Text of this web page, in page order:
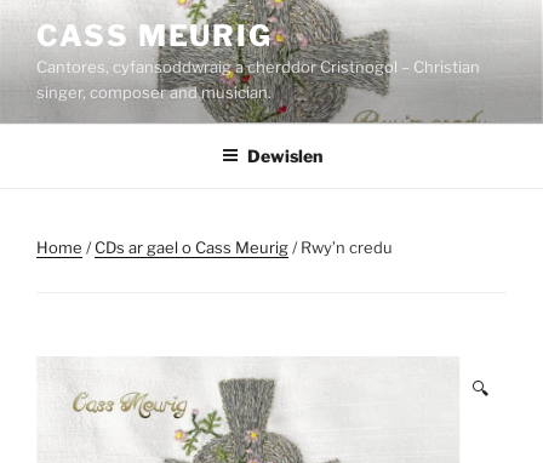
Mynd
cynnwys
CASS MEURIG
Cantores, cyfansoddwraig a cherddor Cristnogol – Christian
singer, composer and musician.
Dewislen
Home /CDs ar gael o Cass Meurig/ Rwy’n credu
🔍